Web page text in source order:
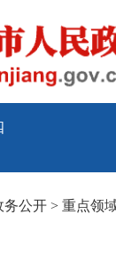
务公开 > 重点领